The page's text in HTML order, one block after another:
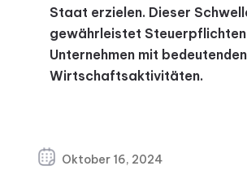
Staat erzielen. Dieser
gewährleistet
Unternehmen mit bedeutenden
Wirtschaftsaktivitäten.
Oktober 16, 2024